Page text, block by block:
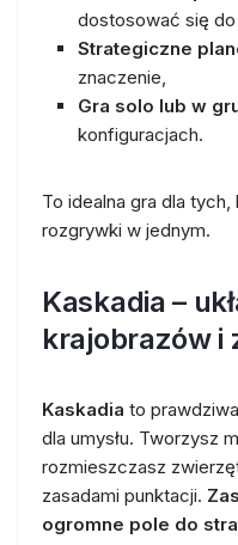
dostosować się do
Strategiczne
znaczenie,
Gra solo lub w
konfiguracjach.
To idealna gra dla
rozgrywki w jednym.
Kaskadia –
krajobrazów i
Kaskadia to
dla umysłu. Tworzysz
rozmieszczasz
zasadami punktacji.
ogromne pole do